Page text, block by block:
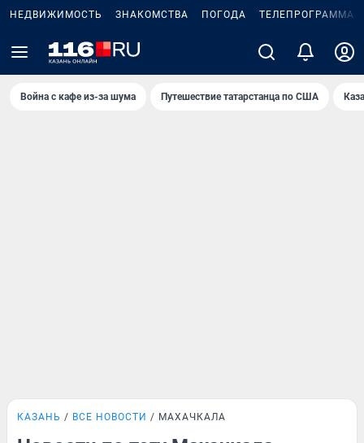
НЕДВИЖИМОСТЬ ЗНАКОМСТВА ПОГОДА ТЕЛЕПРОГРАММА
Война с кафе из-за шума Путешествие татарстанца по США
КАЗАНЬ ВСЕ НОВОСТИ МАХАЧКАЛА